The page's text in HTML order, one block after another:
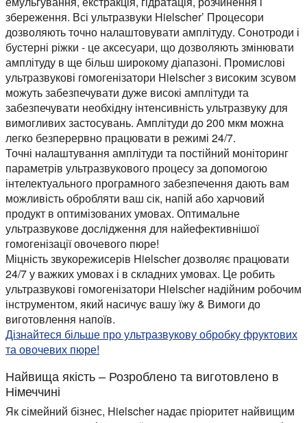
збереження. Всі ультразвуки Hielscher’ Процесори
дозволяють точно налаштовувати амплітуду. Сонотроди і
бустерні ріжки - це аксесуари, що дозволяють змінювати
амплітуду в ще більш широкому діапазоні. Промислові
ультразвукові гомогенізатори Hielscher з високим зсувом
можуть забезпечувати дуже високі амплітуди та
забезпечувати необхідну інтенсивність ультразвуку для
вимогливих застосувань. Амплітуди до 200 мкм можна
легко безперервно працювати в режимі 24/7.
Точні налаштування амплітуди та постійний моніторинг
параметрів ультразвукового процесу за допомогою
інтелектуального програмного забезпечення дають вам
можливість обробляти ваш сік, напій або харчовий
продукт в оптимізованих умовах. Оптимальне
ультразвукове дослідження для найефективнішої
гомогенізації овочевого пюре!
Міцність звукорежисерів Hielscher дозволяє працювати
24/7 у важких умовах і в складних умовах. Це робить
ультразвукові гомогенізатори Hielscher надійним робочим
інструментом, який насичує вашу їжу & Вимоги до
виготовлення напоїв.
Дізнайтеся більше про ультразвукову обробку фруктових
та овочевих пюре!
Найвища якість – Розроблено та виготовлено в
Німеччині
Як сімейний бізнес, Hielscher надає пріоритет найвищим